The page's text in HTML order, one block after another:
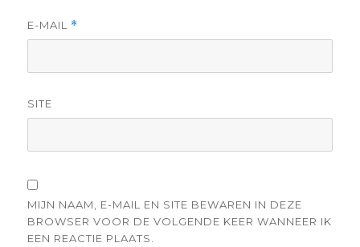
E-MAIL *
SITE
MIJN NAAM, E-MAIL EN SITE BEWAREN IN DEZE
BROWSER VOOR DE VOLGENDE KEER WANNEER IK
EEN REACTIE PLAATS.